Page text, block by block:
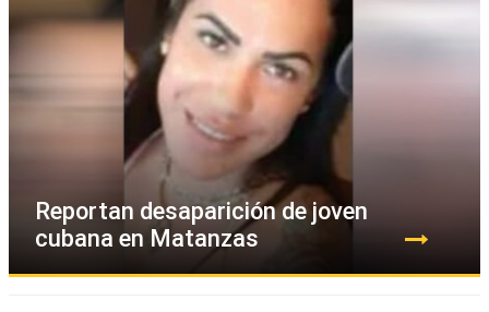
Reportan desaparición de joven
cubana en Matanzas